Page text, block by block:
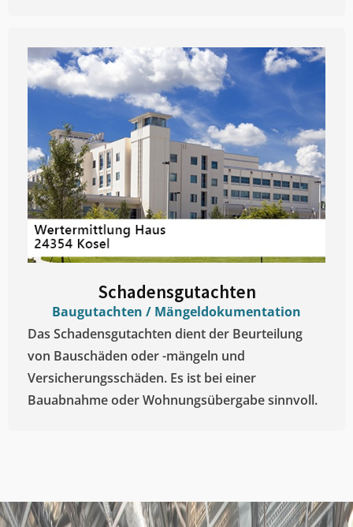
Schadensgutachten
Baugutachten / Mängeldokumentation
Das Schadensgutachten dient der Beurteilung
von Bauschäden oder -mängeln und
Versicherungsschäden. Es ist bei einer
Bauabnahme oder Wohnungsübergabe sinnvoll.